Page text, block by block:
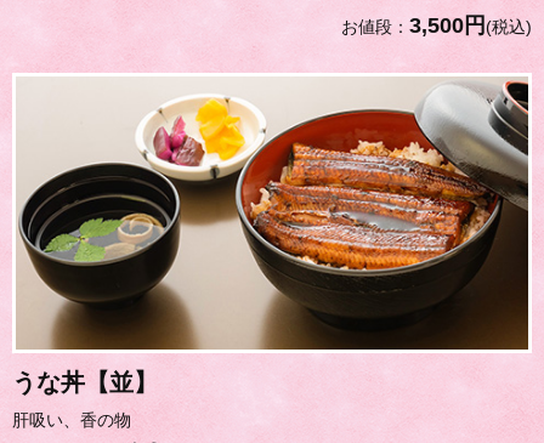
お値段： 3,500円(税込)
うな丼【並】
肝吸い、香の物